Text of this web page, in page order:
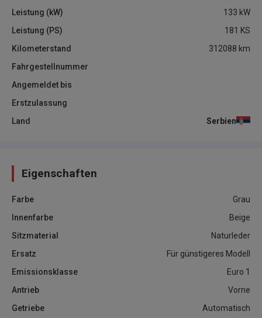
Leistung (kW)
133 kW
Leistung (PS)
181 KS
Kilometerstand
312088 km
Fahrgestellnummer
Angemeldet bis
Erstzulassung
Land
Serbien
Eigenschaften
Farbe
Grau
Innenfarbe
Beige
Sitzmaterial
Naturleder
Ersatz
Für günstigeres Modell
Emissionsklasse
Euro 1
Antrieb
Vorne
Getriebe
Automatisch